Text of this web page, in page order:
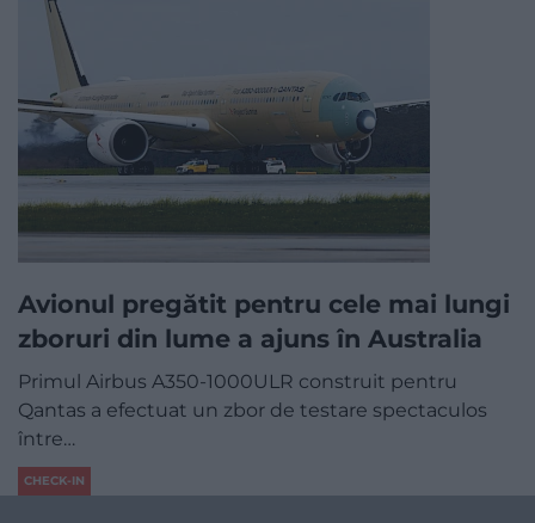
Avionul pregătit pentru cele mai lungi
zboruri din lume a ajuns în Australia
Primul Airbus A350-1000ULR construit pentru
Qantas a efectuat un zbor de testare spectaculos
între…
CHECK-IN